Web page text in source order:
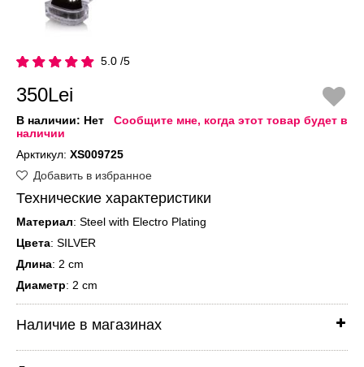
5.0 /5
350Lei
В наличии: Нет
Сообщите мне, когда этот товар будет в
наличии
Арктикул: XS009725
Добавить в избранное
Технические характеристики
Материал: Steel with Electro Plating
Цвета: SILVER
Длина: 2 cm
Диаметр: 2 cm
Наличие в магазинах